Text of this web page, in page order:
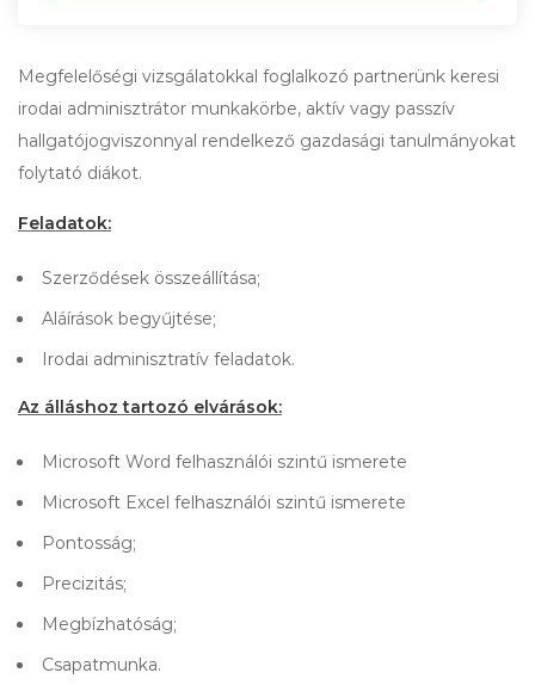
Megfelelőségi vizsgálatokkal foglalkozó partnerünk keresi
irodai adminisztrátor munkakörbe, aktív vagy passzív
hallgatójogviszonnyal rendelkező gazdasági tanulmányokat
folytató diákot.
Feladatok:
Szerződések összeállítása;
Aláírások begyűjtése;
Irodai adminisztratív feladatok.
Az álláshoz tartozó elvárások:
Microsoft Word felhasználói szintű ismerete
Microsoft Excel felhasználói szintű ismerete
Pontosság;
Precizitás;
Megbízhatóság;
Csapatmunka.